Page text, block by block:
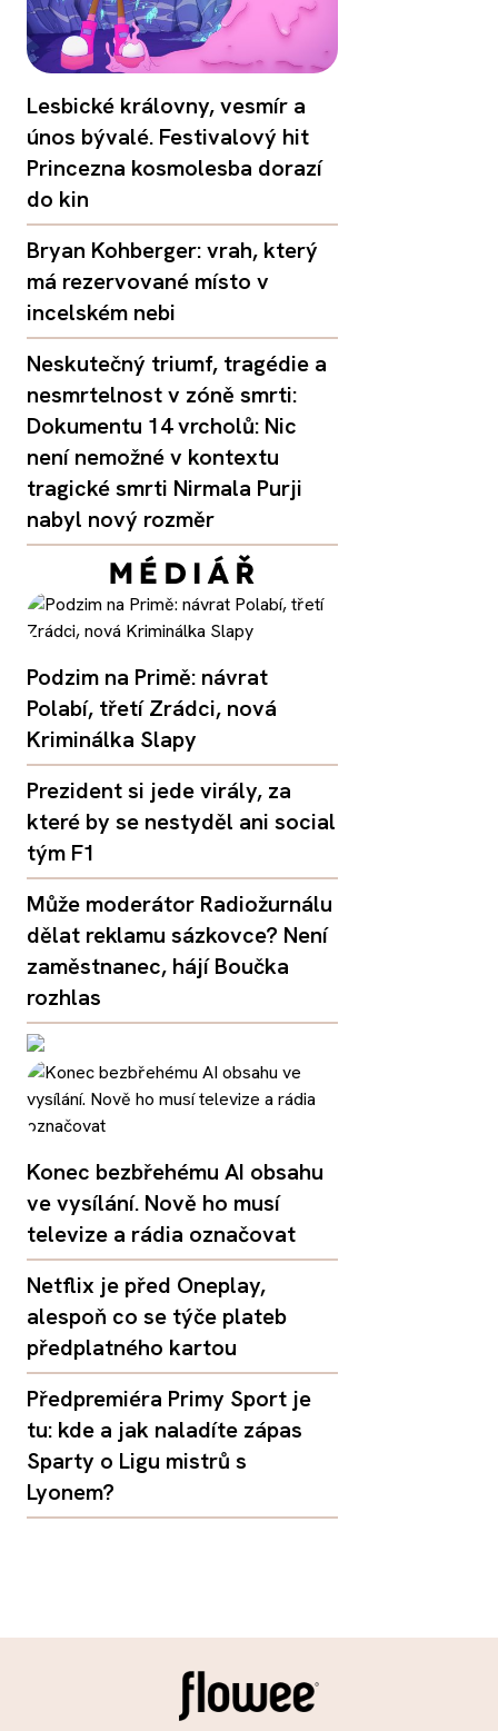
Lesbické královny, vesmír a
únos bývalé. Festivalový hit
Princezna kosmolesba dorazí
do kin
Bryan Kohberger: vrah, který
má rezervované místo v
incelském nebi
Neskutečný triumf, tragédie a
nesmrtelnost v zóně smrti:
Dokumentu 14 vrcholů: Nic
není nemožné v kontextu
tragické smrti Nirmala Purji
nabyl nový rozměr
Podzim na Primě: návrat
Polabí, třetí Zrádci, nová
Kriminálka Slapy
Prezident si jede virály, za
které by se nestyděl ani social
tým F1
Může moderátor Radiožurnálu
dělat reklamu sázkovce? Není
zaměstnanec, hájí Boučka
rozhlas
Konec bezbřehému AI obsahu
ve vysílání. Nově ho musí
televize a rádia označovat
Netflix je před Oneplay,
alespoň co se týče plateb
předplatného kartou
Předpremiéra Primy Sport je
tu: kde a jak naladíte zápas
Sparty o Ligu mistrů s
Lyonem?